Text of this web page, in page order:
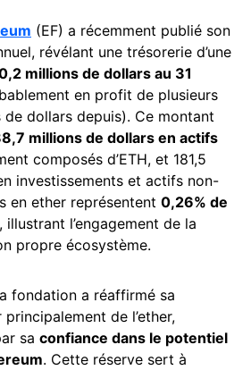
(EF) a récemment publié son
révélant une trésorerie d’une
millions de dollars au 31
en profit de plusieurs
dollars depuis). Ce montant
millions de dollars en actifs
composés d’ETH, et 181,5
investissements et actifs non-
en ether représentent 0,26% de
, illustrant l’engagement de la
propre écosystème.
fondation a réaffirmé sa
de l’ether,
sa confiance dans le potentiel
. Cette réserve sert à